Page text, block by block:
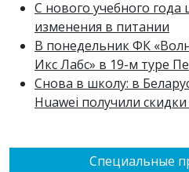
Специальные
С нового учебного
изменения в питании
В понедельник ФК
Икс Лабс» в 19-м туре
Снова в школу: в
Huawei получили